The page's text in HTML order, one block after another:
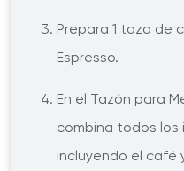
Prepara 1 taza de
Espresso.
En el Tazón para
combina todos los
incluyendo el café